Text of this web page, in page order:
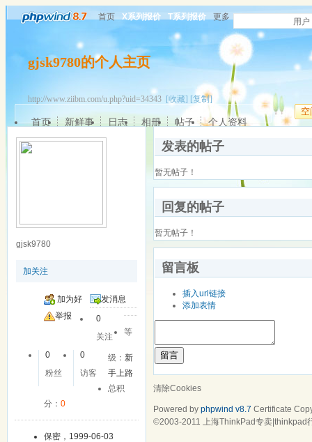
首页 X系列报价 T系列报价 更多 用户
gjsk9780的个人主页
http://www.ziibm.com/u.php?uid=34343 [收藏] [复制]
空
首页 新鲜事 日志 相册 帖子 个人资料
gjsk9780
加关注
加为好
友
发消息
举报
0
关注
0
粉丝
0
访客
等
级：新
手上路
总积
分： 0
保密，1999-06-03
发表的帖子
暂无帖子！
回复的帖子
暂无帖子！
留言板
插入url链接
添加表情
留言
清除Cookies
Powered by phpwind v8.7 Certificate
©2003-2011
上海ThinkPad专卖